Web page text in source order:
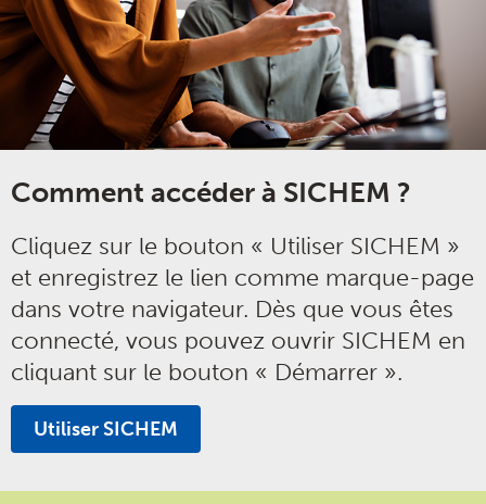
Comment accéder à SICHEM ?
Cliquez sur le bouton « Utiliser SICHEM »
et enregistrez le lien comme marque-page
dans votre navigateur. Dès que vous êtes
connecté, vous pouvez ouvrir SICHEM en
cliquant sur le bouton « Démarrer ».
Utiliser SICHEM